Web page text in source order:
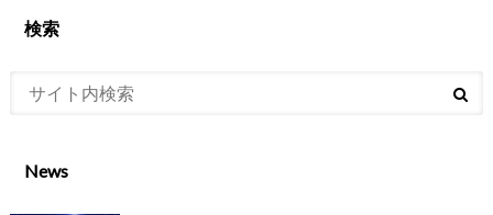
検索
News